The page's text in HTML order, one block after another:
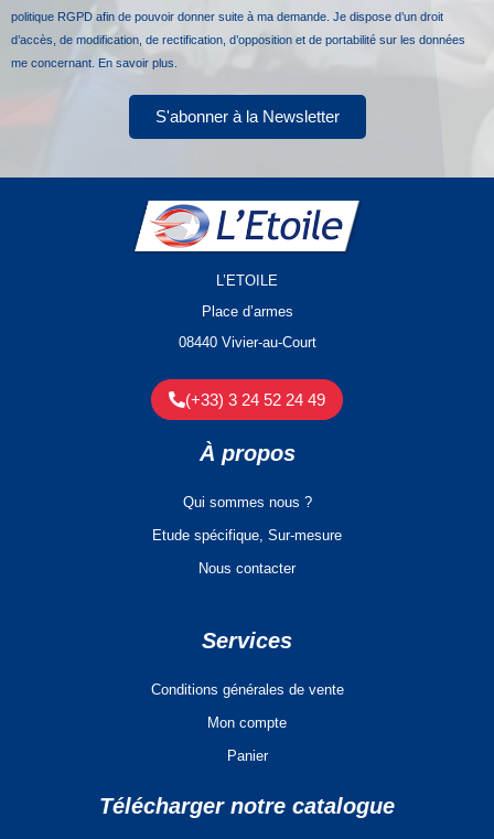
politique RGPD afin de pouvoir donner suite à ma demande. Je dispose d’un droit
d’accès, de modification, de rectification, d’opposition et de portabilité sur les données
me concernant. En savoir plus.
S'abonner à la Newsletter
L’ETOILE
Place d’armes
08440 Vivier-au-Court
(+33) 3 24 52 24 49
À propos
Qui sommes nous ?
Etude spécifique, Sur-mesure
Nous contacter
Services
Conditions générales de vente
Mon compte
Panier
Télécharger notre catalogue